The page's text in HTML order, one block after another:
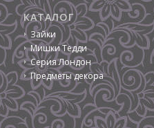
КАТАЛОГ
Зайки
Мишки Тедди
Серия Лондон
Предметы декора